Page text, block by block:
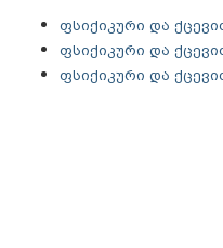
ფსიქიკური და
ფსიქიკური და
ფსიქიკური და